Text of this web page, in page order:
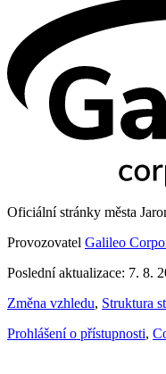
Oficiální stránky města
Provozovatel Galileo
Poslední aktualizace: 7. 8.
Změna vzhledu, Struktura
Prohlášení o přístupnosti,